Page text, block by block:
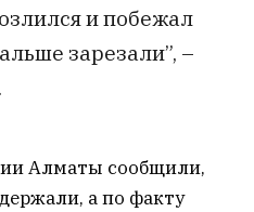
и побежал
зарезали”, –
Алматы сообщили,
а по факту